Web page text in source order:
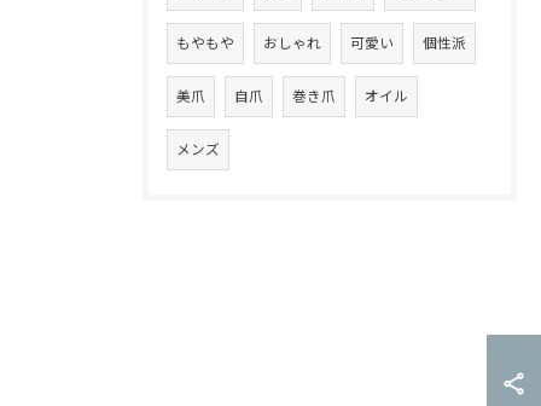
もやもや おしゃれ 可愛い 個性派
美爪 自爪 巻き爪 オイル
メンズ